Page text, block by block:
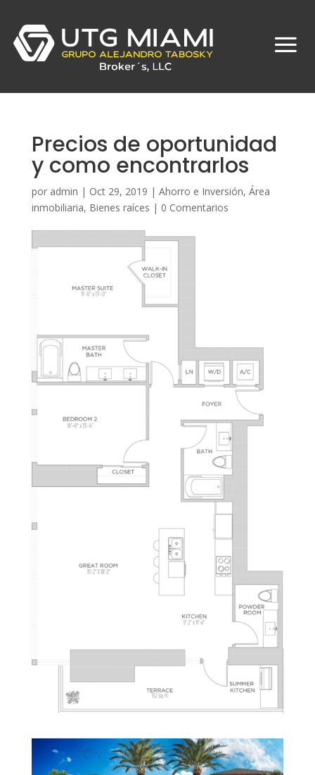
Precios de oportunidad
y como encontrarlos
por admin | Oct 29, 2019 | Ahorro e Inversión, Área
inmobiliaria, Bienes raíces | 0 Comentarios